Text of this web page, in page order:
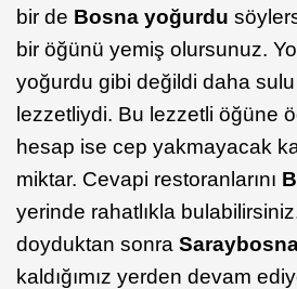
bir de Bosna yoğurdu
bir öğünü yemiş olursunuz.
yoğurdu gibi değildi daha
lezzetliydi. Bu lezzetli öğüne
hesap ise cep yakmayacak
miktar. Cevapi restoranlarını
yerinde rahatlıkla
doyduktan sonra
kaldığımız yerden devam